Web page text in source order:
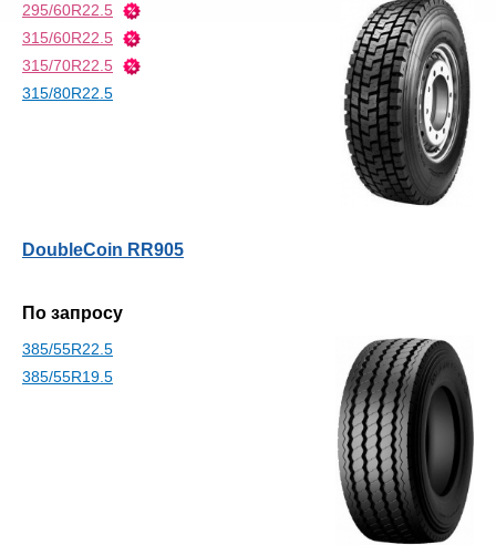
295/60R22.5
315/60R22.5
315/70R22.5
315/80R22.5
DoubleCoin RR905
По запросу
385/55R22.5
385/55R19.5